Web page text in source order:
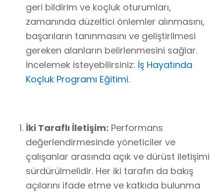
geri bildirim ve koçluk oturumları,
zamanında düzeltici önlemler alınmasını,
başarıların tanınmasını ve geliştirilmesi
gereken alanların belirlenmesini sağlar.
İncelemek isteyebilirsiniz: İş Hayatında
Koçluk Programı Eğitimi.
İki Taraflı İletişim: Performans
değerlendirmesinde yöneticiler ve
çalışanlar arasında açık ve dürüst iletişimi
sürdürülmelidir. Her iki tarafın da bakış
açılarını ifade etme ve katkıda bulunma